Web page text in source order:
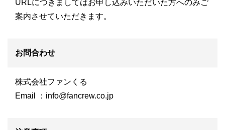
URLにつきましてはお申し込みいただいた方へのみご
案内させていただきます。
お問合わせ
株式会社ファンくる
Email ： info@fancrew.co.jp